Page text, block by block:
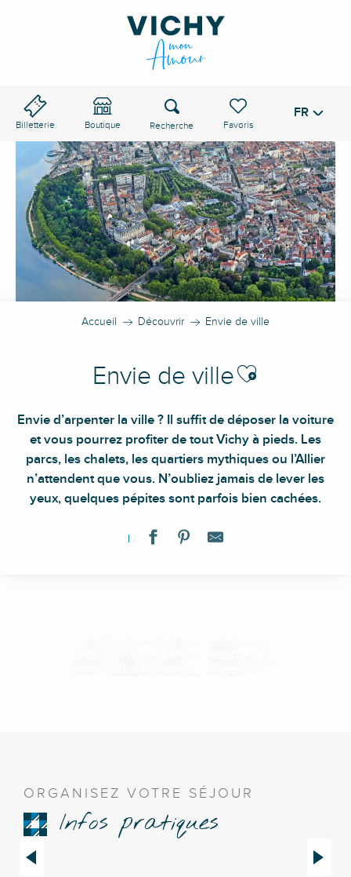
Billetterie Boutique
Voir les favoris
Recherche FR
Accueil Découvrir Envie de ville
Envie de ville Ajouter aux favoris
Envie d’arpenter la ville ? Il suffit de déposer la voiture
et vous pourrez profiter de tout Vichy à pieds. Les
parcs, les chalets, les quartiers mythiques ou l’Allier
n’attendent que vous. N’oubliez jamais de lever les
yeux, quelques pépites sont parfois bien cachées.
ORGANISEZ VOTRE SÉJOUR
Infos pratiques